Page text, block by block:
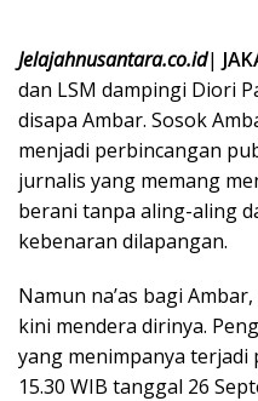
Jelajahnusantara.co.id|
dan LSM dampingi Diori
disapa Ambar. Sosok
menjadi perbincangan
jurnalis yang memang
berani tanpa aling-aling
kebenaran dilapangan.
Namun na’as bagi
kini mendera dirinya.
yang menimpanya terjadi
15.30 WIB tanggal 26